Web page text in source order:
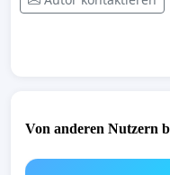
Von anderen Nutzern